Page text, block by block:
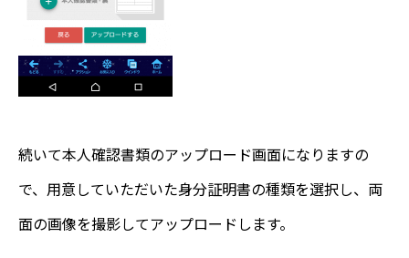
続いて本人確認書類のアップロード画面になりますの
で、用意していただいた身分証明書の種類を選択し、両
面の画像を撮影してアップロードします。